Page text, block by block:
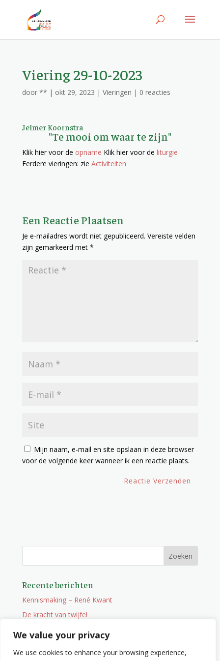
We value your privacy
We use cookies to enhance your browsing experience,
Viering 29-10-2023
door ** | okt 29, 2023 | Vieringen | 0 reacties
Jelmer Koornstra
"Te mooi om waar te zijn"
Klik hier voor de opname Klik hier voor de liturgie
Eerdere vieringen: zie Activiteiten
Een Reactie Plaatsen
Je e-mailadres wordt niet gepubliceerd. Vereiste velden
zijn gemarkeerd met *
Mijn naam, e-mail en site opslaan in deze browser
voor de volgende keer wanneer ik een reactie plaats.
Recente berichten
Kennismaking – René Kwant
De kracht van twijfel
Onderweg
Wat je niet zocht maar wel vindt